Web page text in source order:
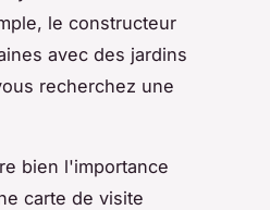
le constructeur
avec des jardins
recherchez une
bien l'importance
carte de visite